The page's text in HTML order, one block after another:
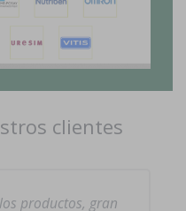
clientes
productos, gran